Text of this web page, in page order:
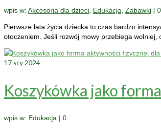
wpis w: Akcesoria dla dzieci Edukacja Zabawki | 0
Pierwsze lata życia dziecka to czas bardzo
otoczeniem. Jeśli rozwój mowy przebiega
17 sty 2024
Koszykówka jako
wpis w: Edukacja | 0